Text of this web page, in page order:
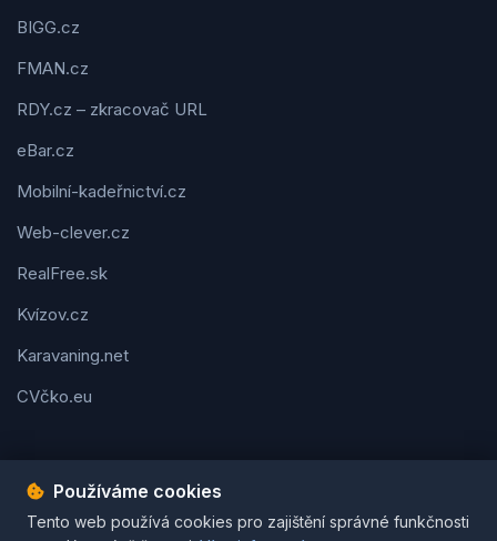
BIGG.cz
FMAN.cz
RDY.cz – zkracovač URL
eBar.cz
Mobilní-kadeřnictví.cz
Web-clever.cz
RealFree.sk
Kvízov.cz
Karavaning.net
CVčko.eu
Podmínky použitíOchrana osobních údajůCookies
Používáme cookies
Tento web používá cookies pro zajištění správné funkčnosti